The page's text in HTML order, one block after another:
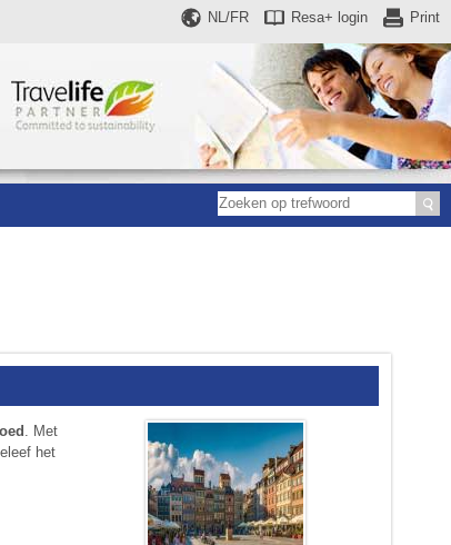
Print
Resa+ login
NL/FR
. Met
het